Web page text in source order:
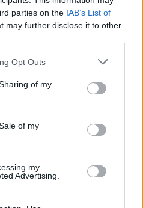
parties on the IAB’s List of
may further disclose it to other
Opt Outs
of my
of my
my
Advertising.
Josepho Haydno
oratorija „Pasaulio